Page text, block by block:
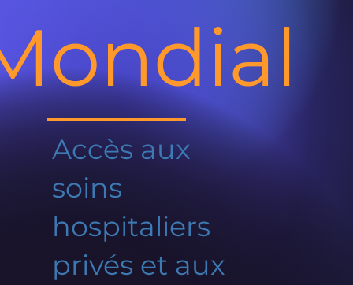
Accès aux
soins
hospitaliers
privés et aux